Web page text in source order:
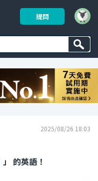
提問
2025/08/26 18:03
的英語！